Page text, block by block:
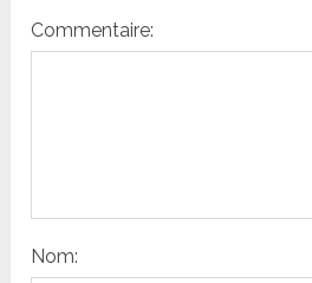
Commentaire:
Nom: